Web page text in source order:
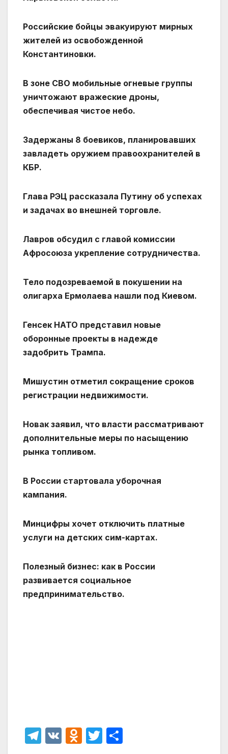
Российские бойцы эвакуируют мирных
жителей из освобожденной
Константиновки.
В зоне СВО мобильные огневые группы
уничтожают вражеские дроны,
обеспечивая чистое небо.
Задержаны 8 боевиков, планировавших
завладеть оружием правоохранителей в
КБР.
Глава РЭЦ рассказала Путину об успехах
и задачах во внешней торговле.
Лавров обсудил с главой комиссии
Афросоюза укрепление сотрудничества.
Тело подозреваемой в покушении на
олигарха Ермолаева нашли под Киевом.
Генсек НАТО представил новые
оборонные проекты в надежде
задобрить Трампа.
Мишустин отметил сокращение сроков
регистрации недвижимости.
Новак заявил, что власти рассматривают
дополнительные меры по насыщению
рынка топливом.
В России стартовала уборочная
кампания.
Минцифры хочет отключить платные
услуги на детских сим-картах.
Полезный бизнес: как в России
развивается социальное
предпринимательство.
T
V
O T